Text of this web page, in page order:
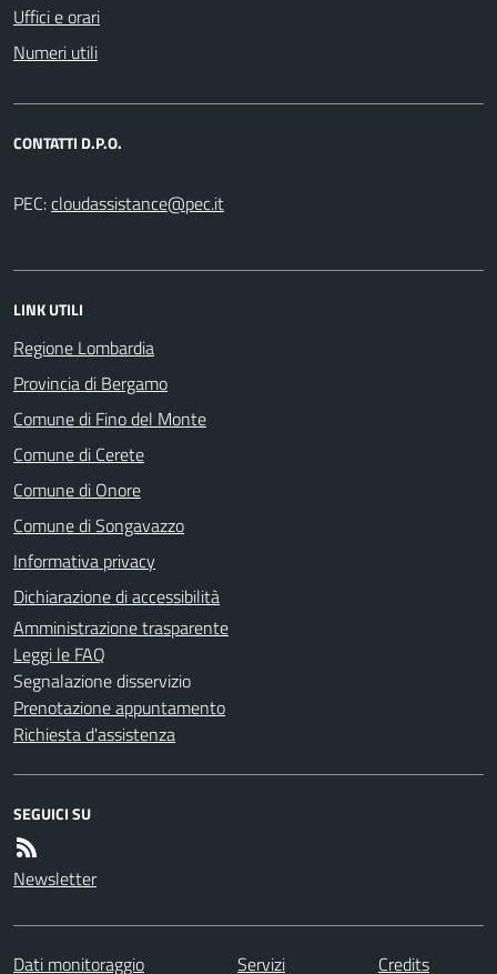
Uffici e orari
Numeri utili
CONTATTI D.P.O.
PEC:
LINK UTILI
Regione Lombardia
Provincia di Bergamo
Comune di Fino del Monte
Comune di Cerete
Comune di Onore
Comune di Songavazzo
Informativa privacy
Dichiarazione di accessibilità
Amministrazione trasparente
Leggi le FAQ
Segnalazione disservizio
Prenotazione appuntamento
Richiesta d'assistenza
SEGUICI SU
Newsletter
Dati monitoraggio Servizi Credits